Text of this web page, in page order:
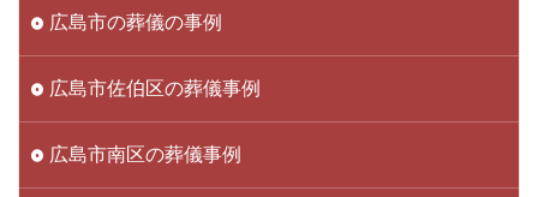
広島市の葬儀の事例
広島市佐伯区の葬儀事例
広島市南区の葬儀事例